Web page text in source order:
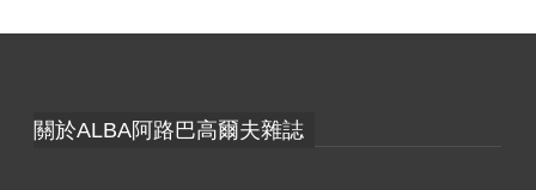
關於ALBA阿路巴高爾夫雜誌